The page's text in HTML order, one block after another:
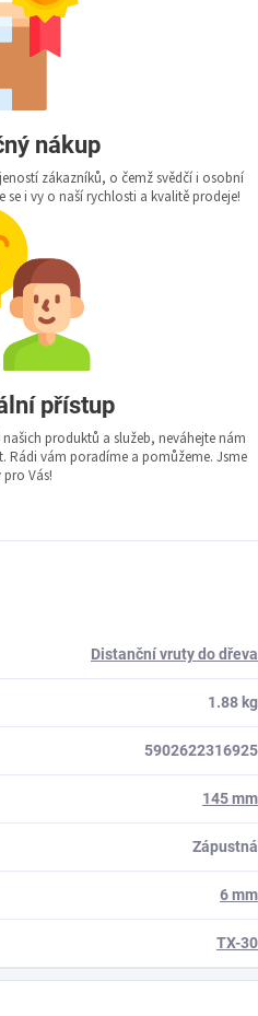
nákup
zákazníků, o čemž svědčí i osobní
i vy o naší rychlosti a kvalitě prodeje!
přístup
produktů a služeb, neváhejte nám
vám poradíme a pomůžeme. Jsme
Vás!
Distanční vruty do dřeva
1.88 kg
5902622316925
145 mm
Zápustná
6 mm
TX-30